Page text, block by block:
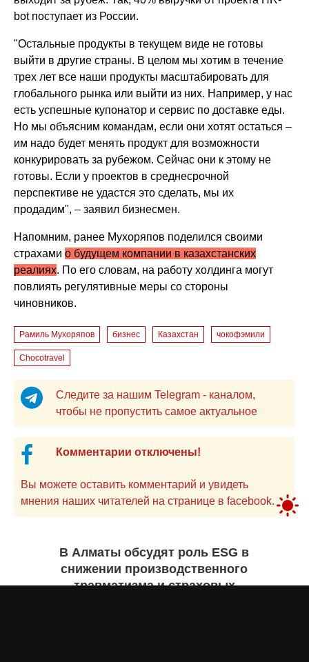
bot поступает из России.
"Остальные продукты в текущем виде не готовы
выйти в другие страны. В целом мы хотим в течение
трех лет все наши продукты масштабировать для
глобального рынка или выйти из них. Например, у нас
есть успешные купонатор и сервис по доставке еды.
Но мы объясним командам, если они хотят остаться –
им надо будет менять продукт для возможности
конкурировать за рубежом. Сейчас они к этому не
готовы. Если у проектов в среднесрочной
перспективе не удастся это сделать, мы их
продадим",– заявил бизнесмен.
Напомним, ранее Мухоряпов поделился своими
страхамио будущем компании в казахстанских
реалиях. По его словам, на работу холдинга могут
повлиять регулятивные меры со стороны
чиновников.
Рамиль Мухоряпов бизнес Казахстан чокофэмили
Chocotravel
Следите за нашим Telegram - каналом,
чтобы не пропустить самое актуальное
Комментарии отключены!
Вы можете оставить комментарий и увидеть
мнения наших читателей на странице в facebook.
В Алматы обсудят роль ESG в
снижении производственного
травматизма и страховых